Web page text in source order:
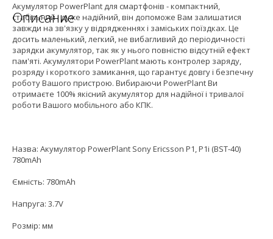
Описание
Акумулятор PowerPlant для смартфонів - компактний,
стабільний і дуже надійний, він допоможе Вам залишатися
завжди на зв'язку у відрядженнях і заміських поїздках. Це
досить маленький, легкий, не вибагливий до періодичності
зарядки акумулятор, так як у нього повністю відсутній ефект
пам'яті. Акумулятори PowerPlant мають контролер заряду,
розряду і короткого замикання, що гарантує довгу і безпечну
роботу Вашого пристрою. Вибираючи PowerPlant Ви
отримаєте 100% якісний акумулятор для надійної і тривалої
роботи Вашого мобільного або КПК.
Назва: Акумулятор PowerPlant Sony Ericsson P1, P1i (BST-40)
780mAh
Ємність: 780mAh
Напруга: 3.7V
Розмір: мм